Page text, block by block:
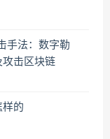
手法：数字勒
攻击区块链
样的